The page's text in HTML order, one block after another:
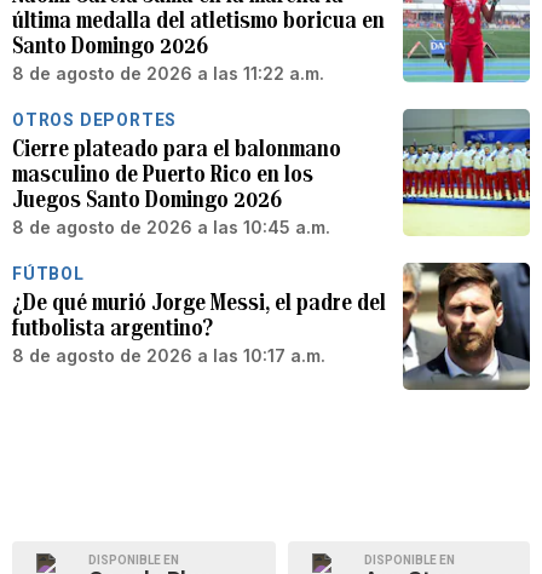
última medalla del atletismo boricua en
Santo Domingo 2026
8 de agosto de 2026 a las 11:22 a.m.
OTROS DEPORTES
Cierre plateado para el balonmano
masculino de Puerto Rico en los
Juegos Santo Domingo 2026
8 de agosto de 2026 a las 10:45 a.m.
FÚTBOL
¿De qué murió Jorge Messi, el padre del
futbolista argentino?
8 de agosto de 2026 a las 10:17 a.m.
DISPONIBLE EN DISPONIBLE EN